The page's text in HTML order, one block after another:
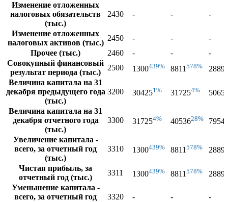
Изменение отложенных
налоговых обязательств
(тыс.)
2430 - - -
Изменение отложенных
налоговых активов (тыс.)
2450 - -
-
Прочее (тыс.)
2460 - -
-
Совокупный финансовый
результат периода (тыс.)
2500 1300439% 8811 578%
Величина капитала на 31
декабря предыдущего года
(тыс.)
3200 304251% 317254%
Величина капитала на 31
декабря отчетного года
(тыс.)
3300 317254% 4053628%
Увеличение капитала -
всего, за отчетный год
(тыс.)
3310 1300439% 8811 578%
Чистая прибыль, за
отчетный год (тыс.)
3311 1300439% 8811 578%
Уменьшение капитала -
всего, за отчетный год
3320 - - -